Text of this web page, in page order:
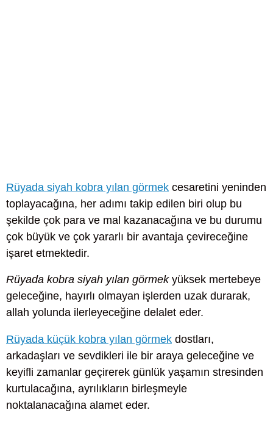
Rüyada siyah kobra yılan görmek cesaretini yeninden
toplayacağına, her adımı takip edilen biri olup bu
şekilde çok para ve mal kazanacağına ve bu durumu
çok büyük ve çok yararlı bir avantaja çevireceğine
işaret etmektedir.
Rüyada kobra siyah yılan görmekyüksek mertebeye
geleceğine, hayırlı olmayan işlerden uzak durarak,
allah yolunda ilerleyeceğine delalet eder.
Rüyada küçük kobra yılan görmek dostları,
arkadaşları ve sevdikleri ile bir araya geleceğine ve
keyifli zamanlar geçirerek günlük yaşamın stresinden
kurtulacağına, ayrılıkların birleşmeyle
noktalanacağına alamet eder.